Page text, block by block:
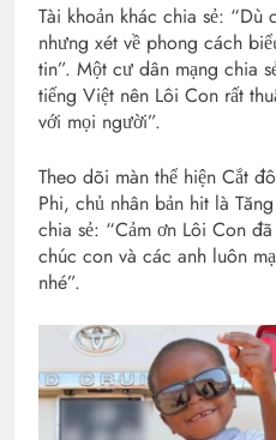
Tài khoản khác chia sẻ:
nhưng xét về phong cách
tin”. Một cư dân mạng chia
tiếng Việt nên Lôi Con rất
với mọi người”.
Theo dõi màn thể hiện Cắt
Phi, chủ nhân bản hit là
chia sẻ: “Cảm ơn Lôi Con
chúc con và các anh luôn
nhé”.